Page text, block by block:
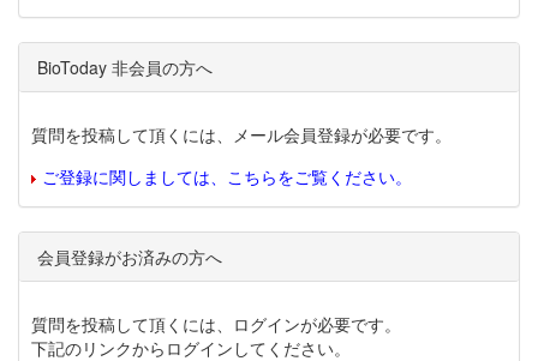
BioToday 非会員の方へ
質問を投稿して頂くには、メール会員登録が必要です。
ご登録に関しましては、こちらをご覧ください。
会員登録がお済みの方へ
質問を投稿して頂くには、ログインが必要です。
下記のリンクからログインしてください。